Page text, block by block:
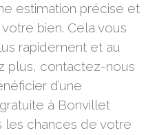
estimation précise et
bien. Cela vous
rapidement et au
plus, contactez-nous
d’une
à Bonvillet
chances de votre